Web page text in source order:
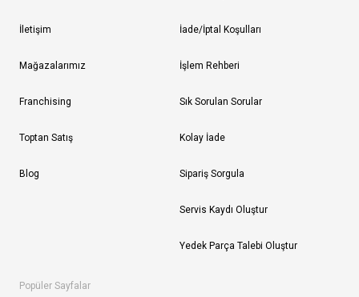
İletişim
Mağazalarımız
Franchising
Toptan Satış
Blog
İade/İptal Koşulları
İşlem Rehberi
Sık Sorulan Sorular
Kolay İade
Sipariş Sorgula
Servis Kaydı Oluştur
Yedek Parça Talebi Oluştur
Popüler Sayfalar